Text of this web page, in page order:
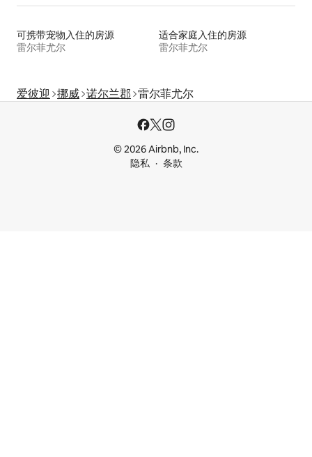
可携带宠物入住的房源
雷尔菲尤尔
适合家庭入住的房源
雷尔菲尤尔
爱彼迎 挪威 诺尔兰郡 雷尔菲尤尔
© 2026 Airbnb, Inc.
隐私
条款